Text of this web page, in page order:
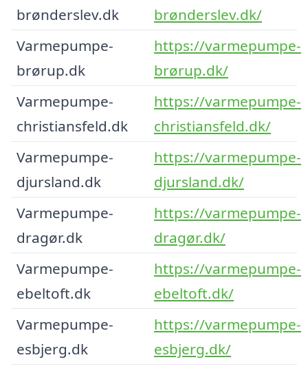
brønderslev.dk
brønderslev.dk/
Varmepumpe-
brørup.dk
https://varmepumpe-
brørup.dk/
Varmepumpe-
christiansfeld.dk
https://varmepumpe-
christiansfeld.dk/
Varmepumpe-
djursland.dk
https://varmepumpe-
djursland.dk/
Varmepumpe-
dragør.dk
https://varmepumpe-
dragør.dk/
Varmepumpe-
ebeltoft.dk
https://varmepumpe-
ebeltoft.dk/
Varmepumpe-
esbjerg.dk
https://varmepumpe-
esbjerg.dk/